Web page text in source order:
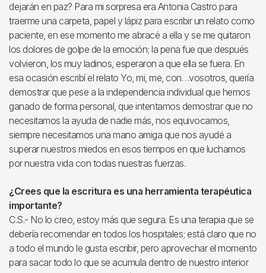
dejarán en paz? Para mi sorpresa era Antonia Castro para
traerme una carpeta, papel y lápiz para escribir un relato como
paciente, en ese momento me abracé a ella y se me quitaron
los dolores de golpe de la emoción; la pena fue que después
volvieron, los muy ladinos, esperaron a que ella se fuera. En
esa ocasión escribí el relato Yo, mi, me, con…vosotros, quería
demostrar que pese a la independencia individual que hemos
ganado de forma personal, que intentamos demostrar que no
necesitamos la ayuda de nadie más, nos equivocamos,
siempre necesitamos una mano amiga que nos ayudé a
superar nuestros miedos en esos tiempos en que luchamos
por nuestra vida con todas nuestras fuerzas.
¿Crees que la escritura es una herramienta terapéutica
importante?
C.S.- No lo creo, estoy más que segura. Es una terapia que se
debería recomendar en todos los hospitales; está claro que no
a todo el mundo le gusta escribir, pero aprovechar el momento
para sacar todo lo que se acumula dentro de nuestro interior